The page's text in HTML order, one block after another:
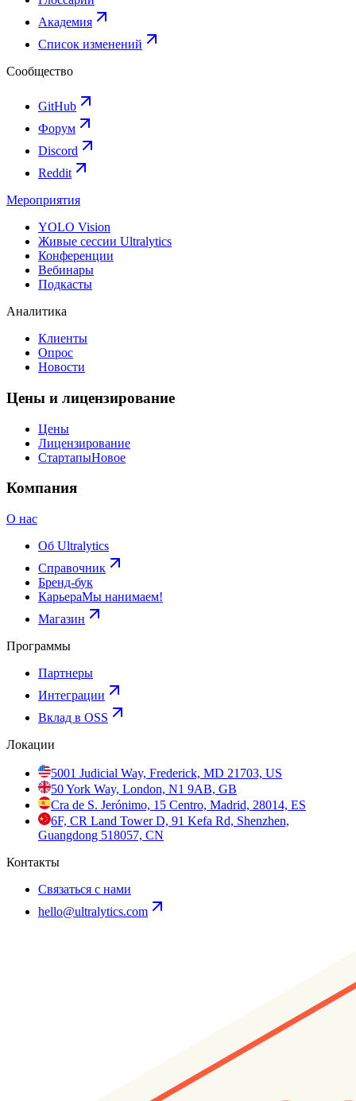
Академия
Список изменений
Сообщество
GitHub
Форум
Discord
Reddit
Мероприятия
YOLO Vision
Живые сессии Ultralytics
Конференции
Вебинары
Подкасты
Аналитика
Клиенты
Опрос
Новости
Цены и лицензирование
Цены
Лицензирование
СтартапыНовое
Компания
О нас
Об Ultralytics
Справочник
Бренд-бук
КарьераМы нанимаем!
Магазин
Программы
Партнеры
Интеграции
Вклад в OSS
Локации
5001 Judicial Way, Frederick, MD 21703, US
50 York Way, London, N1 9AB, GB
Cra de S. Jerónimo, 15 Centro, Madrid, 28014, ES
6F, CR Land Tower D, 91 Kefa Rd, Shenzhen,
Guangdong 518057, CN
Контакты
Связаться с нами
hello@ultralytics.com